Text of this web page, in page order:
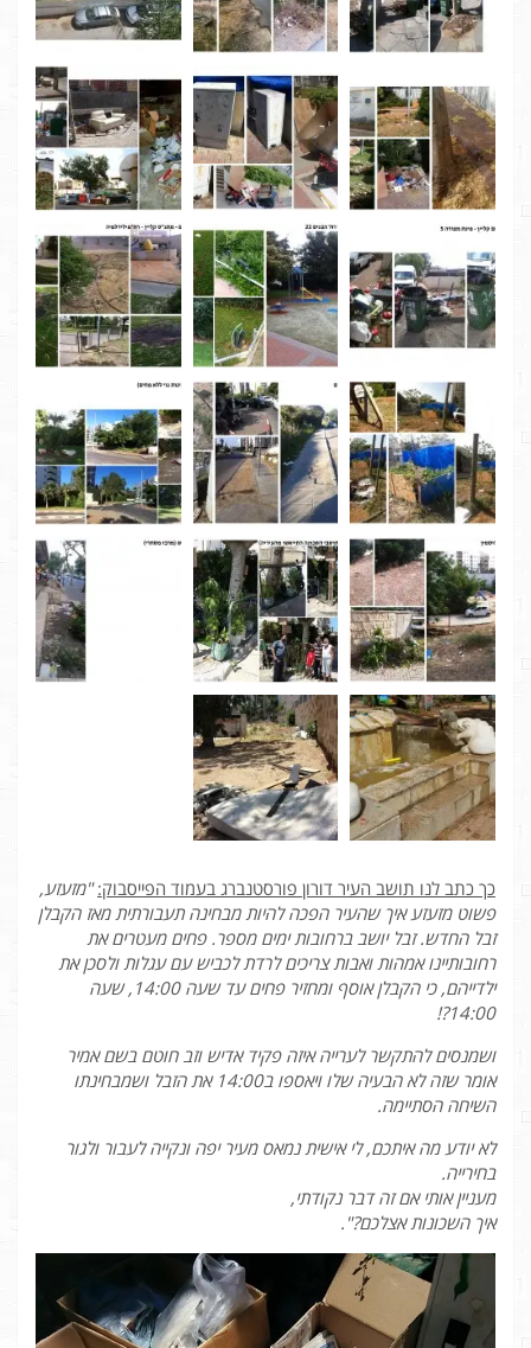
כך כתב לנו תושב העיר דורון פורסטנברג בעמוד הפייסבוק: "מזעזע,
פשוט מזעזע איך שהעיר הפכה להיות מבחינה תעבורתית מאז הקבלן
זבל החדש. זבל יושב ברחובות ימים מספר. פחים מעטרים את
רחובותיינו אמהות ואבות צריכים לרדת לכביש עם עגלות ולסכן את
ילדייהם, כי הקבלן אוסף ומחזיר פחים עד שעה 14:00, שעה
14:00?!
ושמנסים להתקשר לערייה איזה פקיד אדיש וזב חוטם בשם אמיר
אומר שזה לא הבעיה שלו ויאספו ב14:00 את הזבל ושמבחינתו
השיחה הסתיימה.
לא יודע מה איתכם, לי אישית נמאס מעיר יפה ונקייה לעבור ולגור
בחירייה.
מעניין אותי אם זה דבר נקודתי,
איך השכונות אצלכם?".